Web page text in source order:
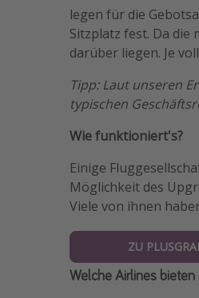
legen für die
Sitzplatz fest. Da die
darüber liegen. Je
Tipp: Laut unseren
typischen
Wie funktioniert's?
Einige
Möglichkeit des
Viele von ihnen
ZU
Welche Airlines